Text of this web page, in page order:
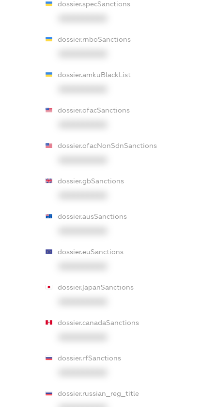
dossier.specSanctions
dossier.rnboSanctions
dossier.amkuBlackList
dossier.ofacSanctions
dossier.ofacNonSdnSanctions
dossier.gbSanctions
dossier.ausSanctions
dossier.euSanctions
dossier.japanSanctions
dossier.canadaSanctions
dossier.rfSanctions
dossier.russian_reg_title